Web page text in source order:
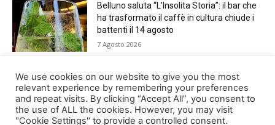
Belluno saluta “L’Insolita Storia”: il bar che
ha trasformato il caffè in cultura chiude i
battenti il 14 agosto
7 Agosto 2026
Giro del Lago di Santa Croce 2026.
Appuntamento domenica 16 agosto
7 Agosto 2026
We use cookies on our website to give you the most
relevant experience by remembering your preferences
and repeat visits. By clicking “Accept All”, you consent to
the use of ALL the cookies. However, you may visit
"Cookie Settings" to provide a controlled consent.